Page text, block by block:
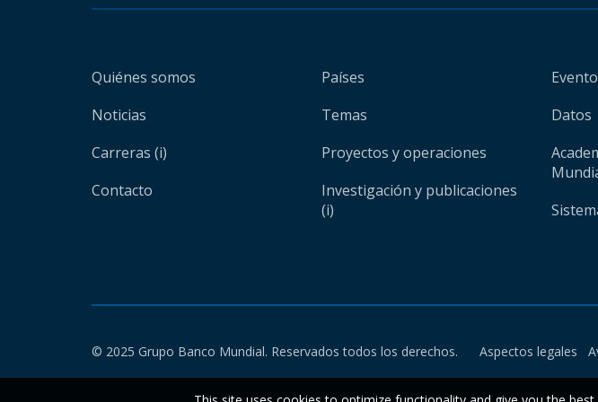
Quiénes somos
Noticias
Carreras (i)
Contacto
Países
Temas
Proyectos y operaciones
Investigación y publicaciones
(i)
Datos
© 2025 Grupo Banco Mundial. Reservados todos los derechos. Aspectos legales